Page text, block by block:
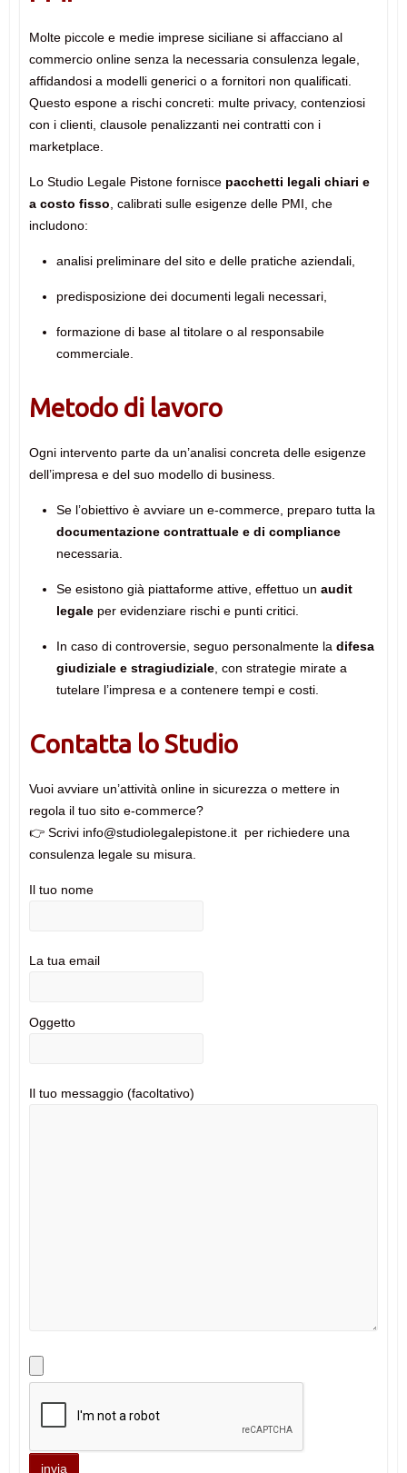
Molte piccole e medie imprese siciliane si affacciano al
commercio online senza la necessaria consulenza legale,
affidandosi a modelli generici o a fornitori non qualificati.
Questo espone a rischi concreti: multe privacy, contenziosi
con i clienti, clausole penalizzanti nei contratti con i
marketplace.
Lo Studio Legale Pistone fornisce pacchetti legali chiari e
a costo fisso , calibrati sulle esigenze delle PMI, che
includono:
analisi preliminare del sito e delle pratiche aziendali,
predisposizione dei documenti legali necessari,
formazione di base al titolare o al responsabile
commerciale.
Metodo di lavoro
Ogni intervento parte da un’analisi concreta delle esigenze
dell’impresa e del suo modello di business.
Se l’obiettivo è avviare un e-commerce, preparo tutta la
documentazione contrattuale e di compliance
necessaria.
Se esistono già piattaforme attive, effettuo un audit
legaleper evidenziare rischi e punti critici.
In caso di controversie, seguo personalmente la difesa
giudiziale e stragiudiziale, con strategie mirate a
tutelare l’impresa e a contenere tempi e costi.
Contatta lo Studio
Vuoi avviare un’attività online in sicurezza o mettere in
regola il tuo sito e-commerce?
👉 Scrivi info@studiolegalepistone.it per richiedere una
consulenza legale su misura.
Il tuo nome
La tua email
Oggetto
Il tuo messaggio (facoltativo)